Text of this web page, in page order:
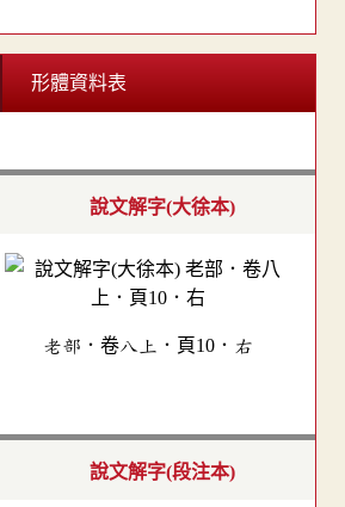
形體資料表
說文解字(大徐本)
老部．卷八上．頁10．右
說文解字(段注本)